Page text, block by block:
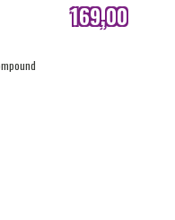
169,00
internetprijs